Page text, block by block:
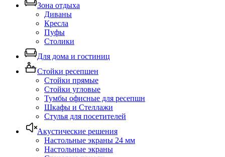
Зона отдыха
Диваны
Кресла
Пуфы
Столики
Для дома и гостиниц
Стойки ресепшен
Стойки прямые
Стойки угловые
Тумбы офисные для ресепшн
Шкафы и Стеллажи
Стулья для посетителей
Акустические решения
Настольные экраны 24 мм
Настольные экраны